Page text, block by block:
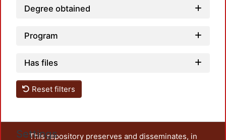
Degree obtained
Program
Has files
Reset filters
Settings
This repository preserves and disseminates, in